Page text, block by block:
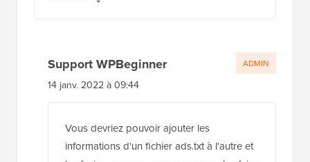
Support WPBeginner
14 janv. 2022 à 09:44
Vous devriez pouvoir ajouter les
informations d'un fichier ads.txt à l'autre et
ADMIN